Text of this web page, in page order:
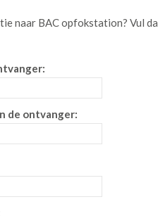
naar BAC opfokstation? Vul
de ontvanger: